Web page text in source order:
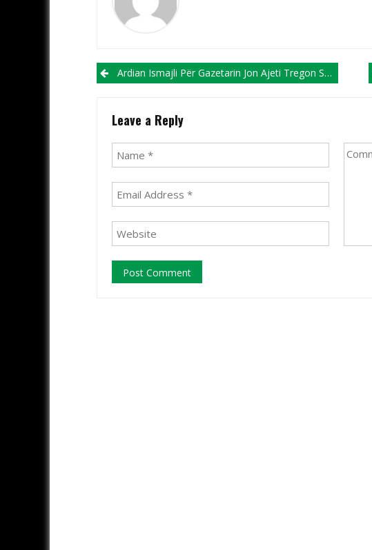
Post navigation
Ardian Ismajli Për Gazetarin Jon Ajeti Tregon Se Si I Kanë Mësuar Shqip Lojtarët Te Empoli
Leave a Reply